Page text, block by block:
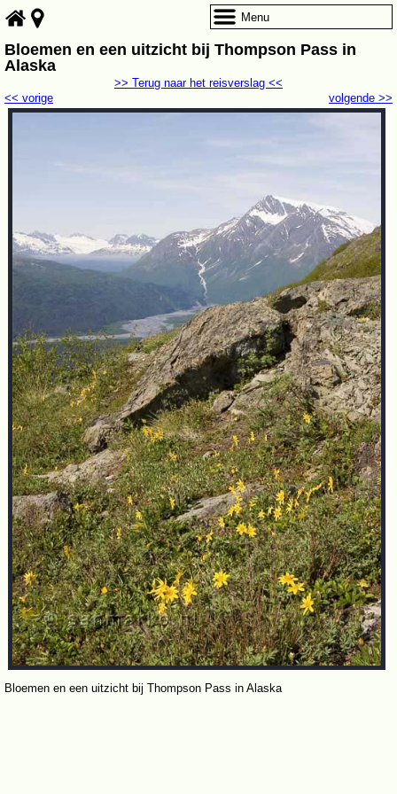
Bloemen en een uitzicht bij Thompson Pass in
Alaska
volgende >>
<< vorige
>> Terug naar het reisverslag <<
Bloemen en een uitzicht bij Thompson Pass in Alaska
Menu